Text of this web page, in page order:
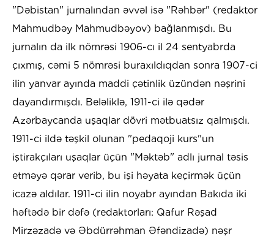
"Dəbistan" jurnalından əvvəl isə "Rəhbər" (redaktor
Mahmudbəy Mahmudbəyov) bağlanmışdı. Bu
jurnalın da ilk nömrəsi 1906-cı il 24 sentyabrda
çıxmış, cəmi 5 nömrəsi buraxıldıqdan sonra 1907-ci
ilin yanvar ayında maddi çətinlik üzündən nəşrini
dayandırmışdı. Beləliklə, 1911-ci ilə qədər
Azərbaycanda uşaqlar dövri mətbuatsız qalmışdı.
1911-ci ildə təşkil olunan "pedaqoji kurs"un
iştirakçıları uşaqlar üçün "Məktəb" adlı jurnal təsis
etməyə qərar verib, bu işi həyata keçirmək üçün
icazə aldılar. 1911-ci ilin noyabr ayından Bakıda iki
həftədə bir dəfə (redaktorları: Qafur Rəşad
Mirzəzadə və Əbdürrəhman Əfəndizadə) nəşr